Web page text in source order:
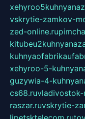
vskrytie-zamkov-
zed-online.ru
xehyroo-5-
guzywia-4-
cs68.ruvladivostok-
raszar.ruvskrytie-